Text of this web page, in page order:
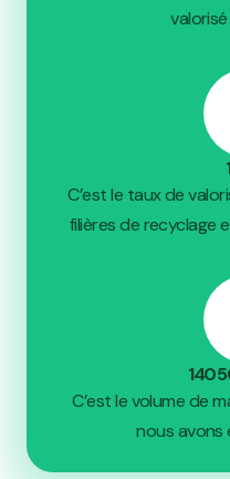
C’est le taux de
filières de recyclage
140
C’est le volume de
nous avons